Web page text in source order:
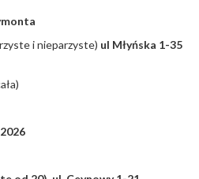
i nieparzyste) ul Młyńska 1-35